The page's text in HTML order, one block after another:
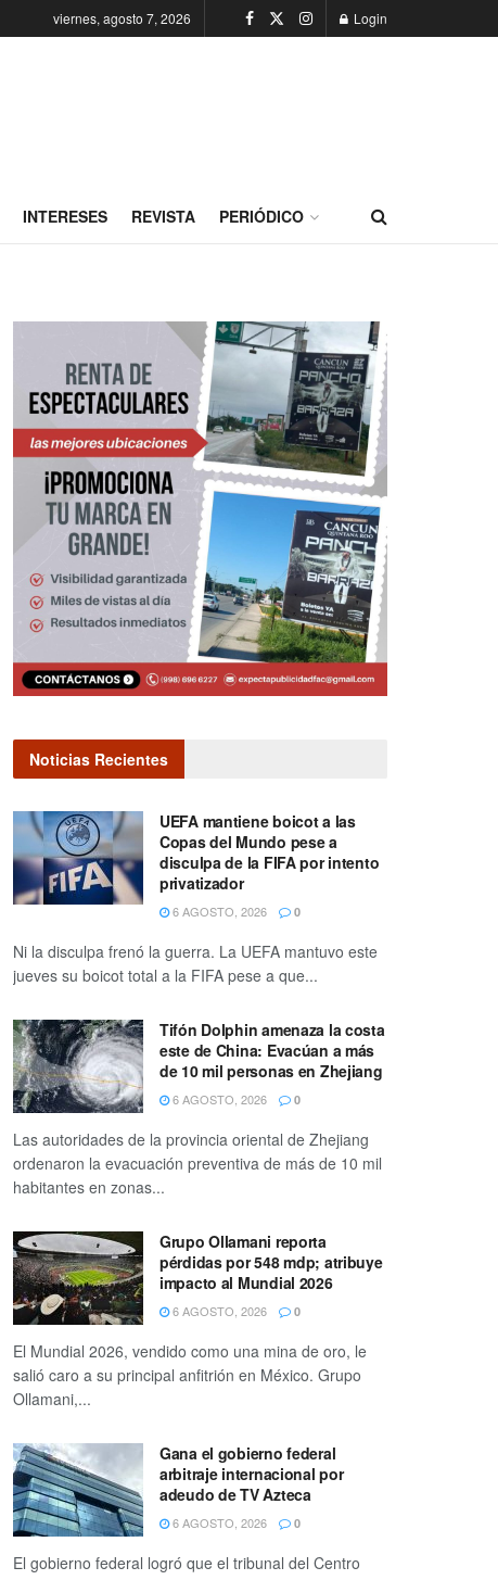
viernes, agosto 7, 2026 Login
INTERESES REVISTA PERIÓDICO
Noticias Recientes
UEFA mantiene boicot a las
Copas del Mundo pese a
disculpa de la FIFA por intento
privatizador
6 AGOSTO, 2026 0
Ni la disculpa frenó la guerra. La UEFA mantuvo este
jueves su boicot total a la FIFA pese a que...
Tifón Dolphin amenaza la costa
este de China: Evacúan a más
de 10 mil personas en Zhejiang
6 AGOSTO, 2026 0
Las autoridades de la provincia oriental de Zhejiang
ordenaron la evacuación preventiva de más de 10 mil
habitantes en zonas...
Grupo Ollamani reporta
pérdidas por 548 mdp; atribuye
impacto al Mundial 2026
6 AGOSTO, 2026 0
El Mundial 2026, vendido como una mina de oro, le
salió caro a su principal anfitrión en México. Grupo
Ollamani,...
Gana el gobierno federal
arbitraje internacional por
adeudo de TV Azteca
6 AGOSTO, 2026 0
El gobierno federal logró que el tribunal del Centro